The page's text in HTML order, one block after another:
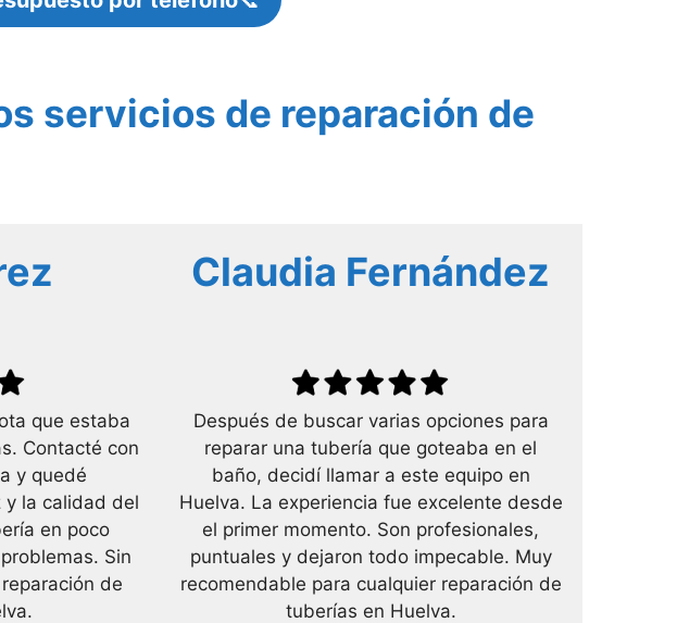
servicios de reparación de
que estaba
Contacté con
y quedé
y la calidad del
en poco
Sin
de
Claudia Fernández
Después de buscar varias opciones para
reparar una tubería que goteaba en el
baño, decidí llamar a este equipo en
Huelva. La experiencia fue excelente desde
el primer momento. Son profesionales,
puntuales y dejaron todo impecable. Muy
recomendable para cualquier reparación de
tuberías en Huelva.